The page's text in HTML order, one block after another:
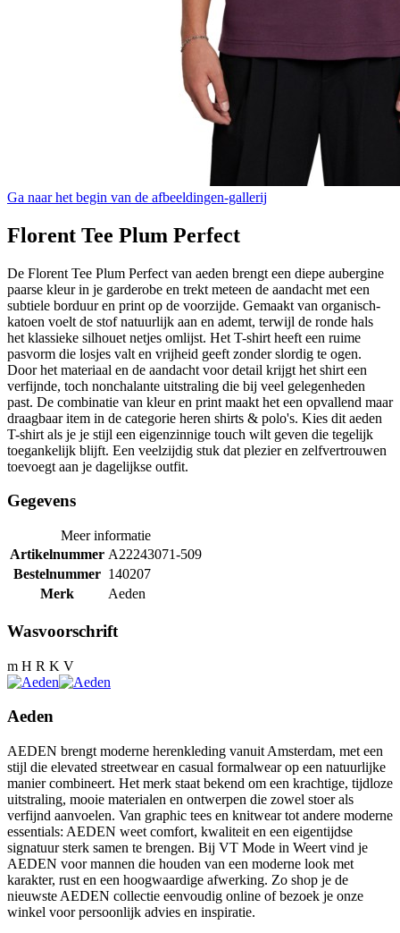
Ga naar het begin van de afbeeldingen-gallerij
Florent Tee Plum Perfect
De Florent Tee Plum Perfect van aeden brengt een diepe aubergine
paarse kleur in je garderobe en trekt meteen de aandacht met een
subtiele borduur en print op de voorzijde. Gemaakt van organisch-
katoen voelt de stof natuurlijk aan en ademt, terwijl de ronde hals
het klassieke silhouet netjes omlijst. Het T-shirt heeft een ruime
pasvorm die losjes valt en vrijheid geeft zonder slordig te ogen.
Door het materiaal en de aandacht voor detail krijgt het shirt een
verfijnde, toch nonchalante uitstraling die bij veel gelegenheden
past. De combinatie van kleur en print maakt het een opvallend maar
draagbaar item in de categorie heren shirts & polo's. Kies dit aeden
T-shirt als je je stijl een eigenzinnige touch wilt geven die tegelijk
toegankelijk blijft. Een veelzijdig stuk dat plezier en zelfvertrouwen
toevoegt aan je dagelijkse outfit.
Gegevens
Meer informatie
Artikelnummer A22243071-509
Bestelnummer 140207
Merk
Aeden
Wasvoorschrift
m H R K V
Aeden
AEDEN brengt moderne herenkleding vanuit Amsterdam, met een
stijl die elevated streetwear en casual formalwear op een natuurlijke
manier combineert. Het merk staat bekend om een krachtige, tijdloze
uitstraling, mooie materialen en ontwerpen die zowel stoer als
verfijnd aanvoelen. Van graphic tees en knitwear tot andere moderne
essentials: AEDEN weet comfort, kwaliteit en een eigentijdse
signatuur sterk samen te brengen. Bij VT Mode in Weert vind je
AEDEN voor mannen die houden van een moderne look met
karakter, rust en een hoogwaardige afwerking. Zo shop je de
nieuwste AEDEN collectie eenvoudig online of bezoek je onze
winkel voor persoonlijk advies en inspiratie.